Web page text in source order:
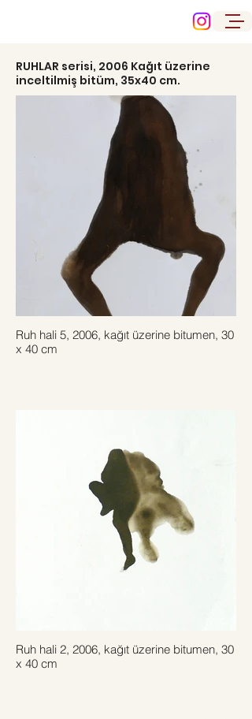
RUHLAR serisi, 2006 Kağıt üzerine
inceltilmiş bitüm, 35x40 cm.
Ruh hali 5, 2006, kağıt üzerine bitumen, 30
x 40 cm
Ruh hali 2, 2006, kağıt üzerine bitumen, 30
x 40 cm